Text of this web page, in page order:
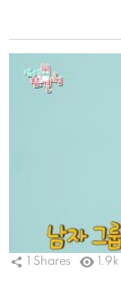
Shares 1.9k